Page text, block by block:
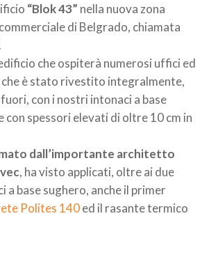
“Blok 43” nella nuova zona
di Belgrado, chiamata
che ospiterà numerosi uffici ed
è stato rivestito integralmente,
con i nostri intonaci a base
con spessori elevati di oltre 10 cm in
dall’importante architetto
, ha visto applicati, oltre ai due
a base sughero, anche il primer
Polites 140ed il rasante termico